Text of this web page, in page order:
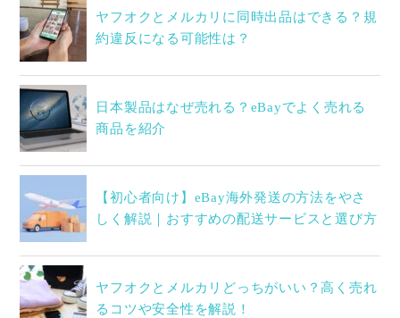
ヤフオクとメルカリに同時出品はできる？規
約違反になる可能性は？
日本製品はなぜ売れる？eBayでよく売れる
商品を紹介
【初心者向け】eBay海外発送の方法をやさ
しく解説｜おすすめの配送サービスと選び方
ヤフオクとメルカリどっちがいい？高く売れ
るコツや安全性を解説！